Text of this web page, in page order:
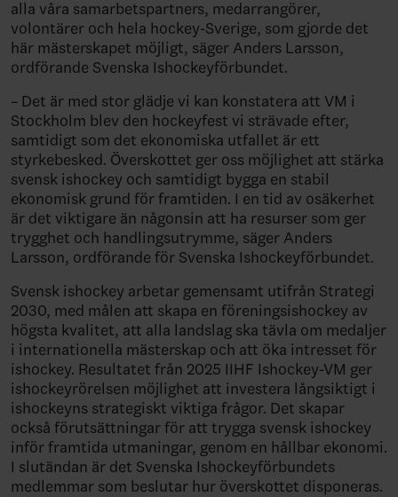
alla våra samarbetspartners, medarrangörer,
volontärer och hela hockey-Sverige, som gjorde det
här mästerskapet möjligt, säger Anders Larsson,
ordförande Svenska Ishockeyförbundet.
– Det är med stor glädje vi kan konstatera att VM i
Stockholm blev den hockeyfest vi strävade efter,
samtidigt som det ekonomiska utfallet är ett
styrkebesked. Överskottet ger oss möjlighet att stärka
svensk ishockey och samtidigt bygga en stabil
ekonomisk grund för framtiden. I en tid av osäkerhet
är det viktigare än någonsin att ha resurser som ger
trygghet och handlingsutrymme, säger Anders
Larsson, ordförande för Svenska Ishockeyförbundet.
Svensk ishockey arbetar gemensamt utifrån Strategi
2030, med målen att skapa en föreningsishockey av
högsta kvalitet, att alla landslag ska tävla om medaljer
i internationella mästerskap och att öka intresset för
ishockey. Resultatet från 2025 IIHF Ishockey-VM ger
ishockeyrörelsen möjlighet att investera långsiktigt i
ishockeyns strategiskt viktiga frågor. Det skapar
också förutsättningar för att trygga svensk ishockey
inför framtida utmaningar, genom en hållbar ekonomi.
I slutändan är det Svenska Ishockeyförbundets
medlemmar som beslutar hur överskottet disponeras.